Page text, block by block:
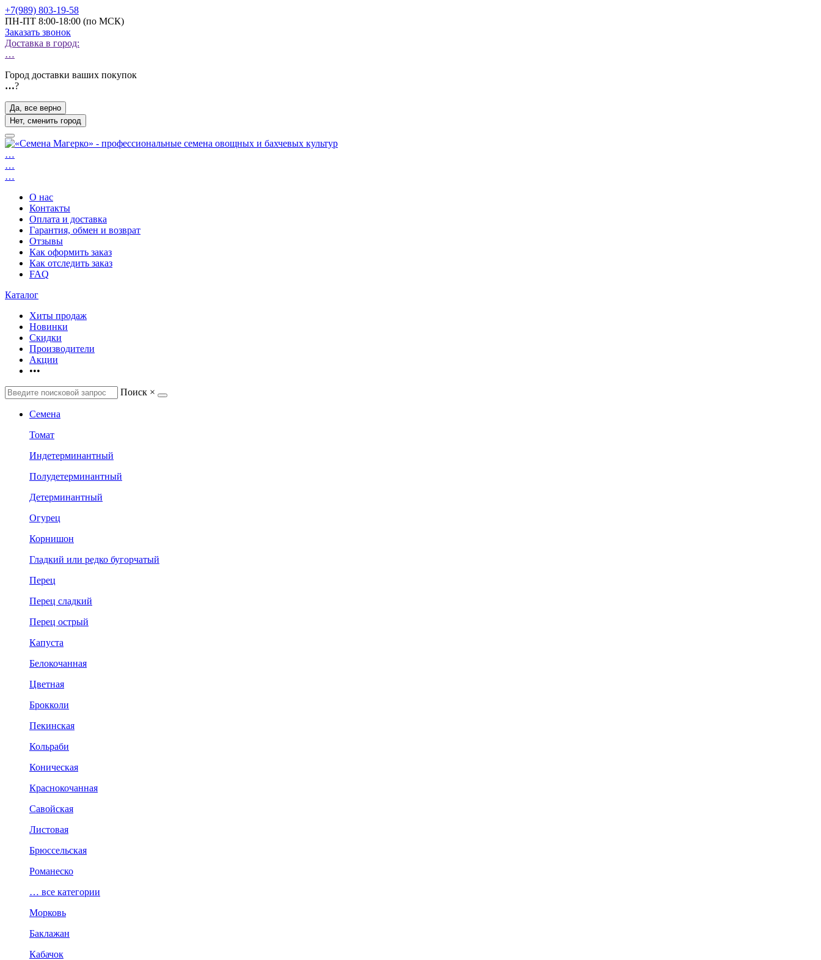
+7(989) 803-19-58
ПН-ПТ 8:00-18:00 (по МСК)
Заказать звонок
Доставка в город:
…
Город доставки ваших покупок
…?
Да, все верно
Нет, сменить город
…
…
…
О нас
Контакты
Оплата и доставка
Гарантия, обмен и возврат
Отзывы
Как оформить заказ
Как отследить заказ
FAQ
Каталог
Хиты продаж
Новинки
Скидки
Производители
Акции
•••
Поиск ×
Семена
Томат
Индетерминантный
Полудетерминантный
Детерминантный
Огурец
Корнишон
Гладкий или редко бугорчатый
Перец
Перец сладкий
Перец острый
Капуста
Белокочанная
Цветная
Брокколи
Пекинская
Кольраби
Коническая
Краснокочанная
Савойская
Листовая
Брюссельская
Романеско
… все категории
Морковь
Баклажан
Кабачок